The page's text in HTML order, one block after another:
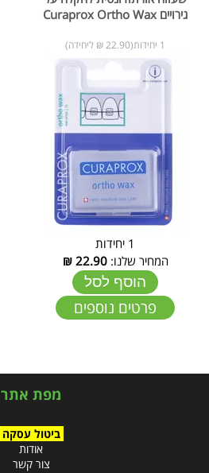
גירויים Curaprox Ortho Wax
1 יחידות(22.90 ₪ ליחידה)
1 יחידות
המחיר שלנו:22.90
₪
הוסף לסל
פרטים נוספים
מפת אתר
ביטול עסקה
אודות
צור קשר